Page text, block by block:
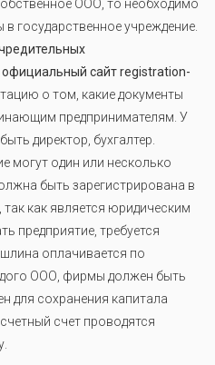
ООО, то необходимо
государственное учреждение.
сайт registration-
о том, какие документы
предпринимателям. У
директор, бухгалтер.
могут один или несколько
быть зарегистрирована в
как является юридическим
предприятие, требуется
оплачивается по
ООО, фирмы должен быть
для сохранения капитала
счет проводятся